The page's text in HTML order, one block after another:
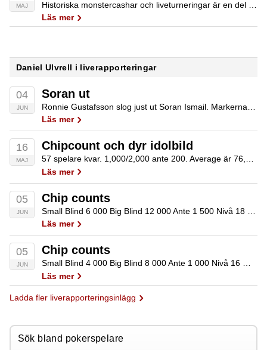
MAJ
Läs mer
Daniel Ulvrell i liverapporteringar
04
JUN
Soran ut
Läs mer
16
MAJ
Chipcount och dyr idolbild
57 spelare kvar. 1,000/2,000 ante 200. Average är 76,300. Karl Rosengård 110,000 Dag Ahlse 110,000 Gary Clarke (IRL) 100,000 Totti Lind 100,000 Kristoffer "Guds son" Jakobsson 30,000 Simon Stenbäck 45,000 Kristian Johansson 25,000 Georgios Charmpilas 50,000 Jonas Kovacs har precis…
Läs mer
05
JUN
Chip counts
Läs mer
05
JUN
Chip counts
Small Blind 4 000 Big Blind 8 000 Ante 1 000 Nivå 16 Medelstack 275 000 Kvar i spel 31 / 284 Namn Nuvarande Tobias Garp 850 000 Daniel Karlsson 650 000 Johan Ray 600 000 Kent Lundmark 460 000…
Läs mer
Ladda fler liverapporteringsinlägg
Sök bland pokerspelare